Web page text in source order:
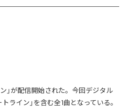
」が配信開始された。今回デジタル
ライン」を含む全1曲となっている。